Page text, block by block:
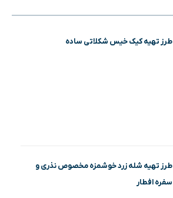
طرز تهیه کیک خیس شکلاتی ساده
طرز تهیه شله زرد خوشمزه مخصوص نذری و
سفره افطار